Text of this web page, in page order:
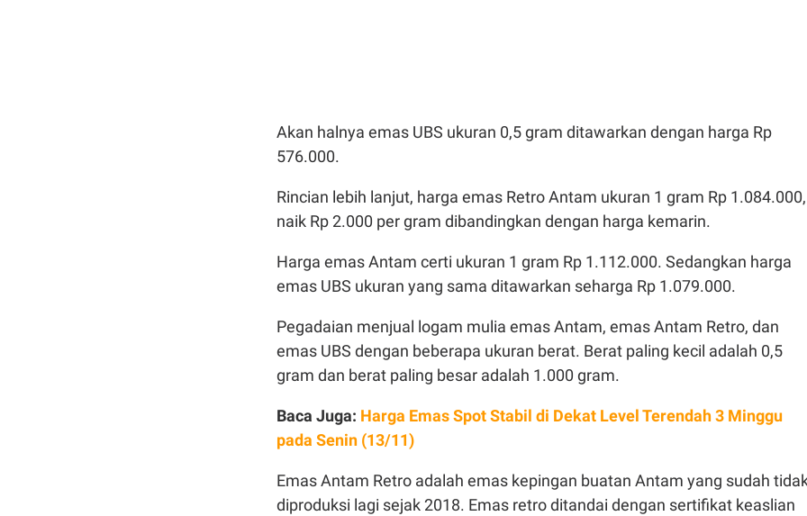
Akan halnya emas UBS ukuran 0,5 gram ditawarkan dengan harga Rp
576.000.
Rincian lebih lanjut, harga emas Retro Antam ukuran 1 gram Rp 1.084.000,
naik Rp 2.000 per gram dibandingkan dengan harga kemarin.
Harga emas Antam certi ukuran 1 gram Rp 1.112.000. Sedangkan harga
emas UBS ukuran yang sama ditawarkan seharga Rp 1.079.000.
Pegadaian menjual logam mulia emas Antam, emas Antam Retro, dan
emas UBS dengan beberapa ukuran berat. Berat paling kecil adalah 0,5
gram dan berat paling besar adalah 1.000 gram.
Baca Juga: Harga Emas Spot Stabil di Dekat Level Terendah 3 Minggu
pada Senin (13/11)
Emas Antam Retro adalah emas kepingan buatan Antam yang sudah
diproduksi lagi sejak 2018. Emas retro ditandai dengan sertifikat keaslian